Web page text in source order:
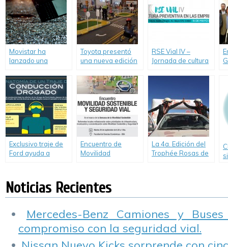
compromiso
Movistar ha
lanzado una
concientizar sobre
los riesgos de
utilizar el celular
mientras se
maneja.
Toyota presentó
una nueva edición
educación vial
“Toyota y Vos Kids”
RSE Vial IV –
Jornada de cultura
Exclusivo traje de
Ford ayuda a
consecuencias de
conducir bajo los
efectos de las
Encuentro de
Movilidad
Empresa Groupe
Renault.
La 4a. Edición del
Trophée Rosas de
Noticias Recientes
Mercedes-Benz Camiones y
compromiso con la seguridad vial.